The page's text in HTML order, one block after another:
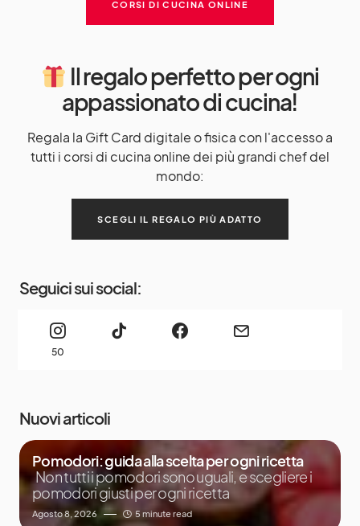
CORSI DI CUCINA ONLINE
Il regalo perfetto per ogni
appassionato di cucina!
Regala la Gift Card digitale o fisica con l'accesso a
tutti i corsi di cucina online dei più grandi chef del
mondo:
SCEGLI IL REGALO PIÙ ADATTO
Seguici sui social:
50
Nuovi articoli
Pomodori: guida alla scelta per ogni ricetta
Non tutti i pomodori sono uguali, e scegliere i
pomodori giusti per ogni ricetta
Agosto 8, 2026 5 minute read